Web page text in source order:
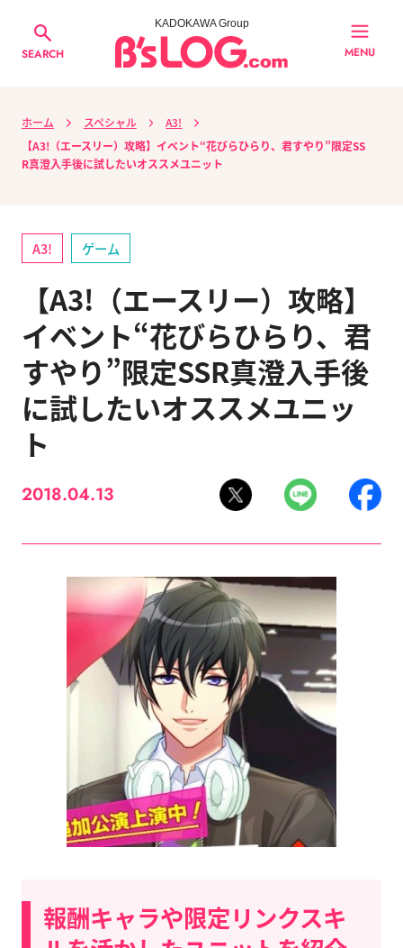
SEARCH
KADOKAWA Group
MENU
ホーム スペシャル
A3!
【A3!（エースリー）攻略】イベント“花びらひらり、君すやり”限定SS
R真澄入手後に試したいオススメユニット
A3! ゲーム
【A3!（エースリー）攻略】
イベント“花びらひらり、君
すやり”限定SSR真澄入手後
に試したいオススメユニッ
ト
2018.04.13
報酬キャラや限定リンクスキ